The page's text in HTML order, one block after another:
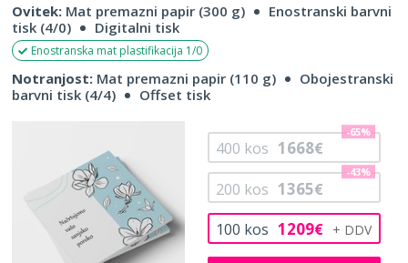
Ovitek: Mat premazni papir (300 g)
Enostranski barvni
tisk (4/0)
Digitalni tisk
Enostranska mat plastifikacija 1/0
Notranjost: Mat premazni papir (110 g)
Obojestranski
barvni tisk (4/4)
Offset tisk
100 kos 1209€
200 kos 1365€
-43%
400 kos 1668€
-65%